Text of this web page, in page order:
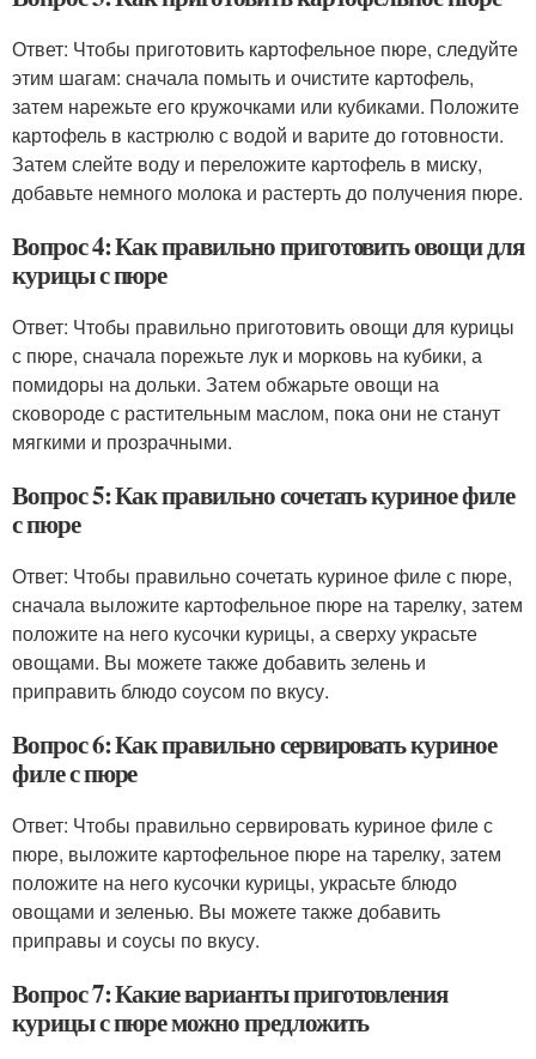
Ответ: Чтобы приготовить картофельное пюре, следуйте
этим шагам: сначала помыть и очистите картофель,
затем нарежьте его кружочками или кубиками. Положите
картофель в кастрюлю с водой и варите до готовности.
Затем слейте воду и переложите картофель в миску,
добавьте немного молока и растерть до получения пюре.
Вопрос 4: Как правильно приготовить овощи для
курицы с пюре
Ответ: Чтобы правильно приготовить овощи для курицы
с пюре, сначала порежьте лук и морковь на кубики, а
помидоры на дольки. Затем обжарьте овощи на
сковороде с растительным маслом, пока они не станут
мягкими и прозрачными.
Вопрос 5: Как правильно сочетать куриное филе
с пюре
Ответ: Чтобы правильно сочетать куриное филе с пюре,
сначала выложите картофельное пюре на тарелку, затем
положите на него кусочки курицы, а сверху украсьте
овощами. Вы можете также добавить зелень и
приправить блюдо соусом по вкусу.
Вопрос 6: Как правильно сервировать куриное
филе с пюре
Ответ: Чтобы правильно сервировать куриное филе с
пюре, выложите картофельное пюре на тарелку, затем
положите на него кусочки курицы, украсьте блюдо
овощами и зеленью. Вы можете также добавить
приправы и соусы по вкусу.
Вопрос 7: Какие варианты приготовления
курицы с пюре можно предложить